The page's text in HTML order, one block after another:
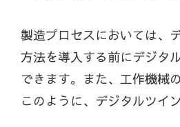
製造プロセスにおいては、
方法を導入する前にデジタ
できます。また、工作機械
このように、デジタルツイ